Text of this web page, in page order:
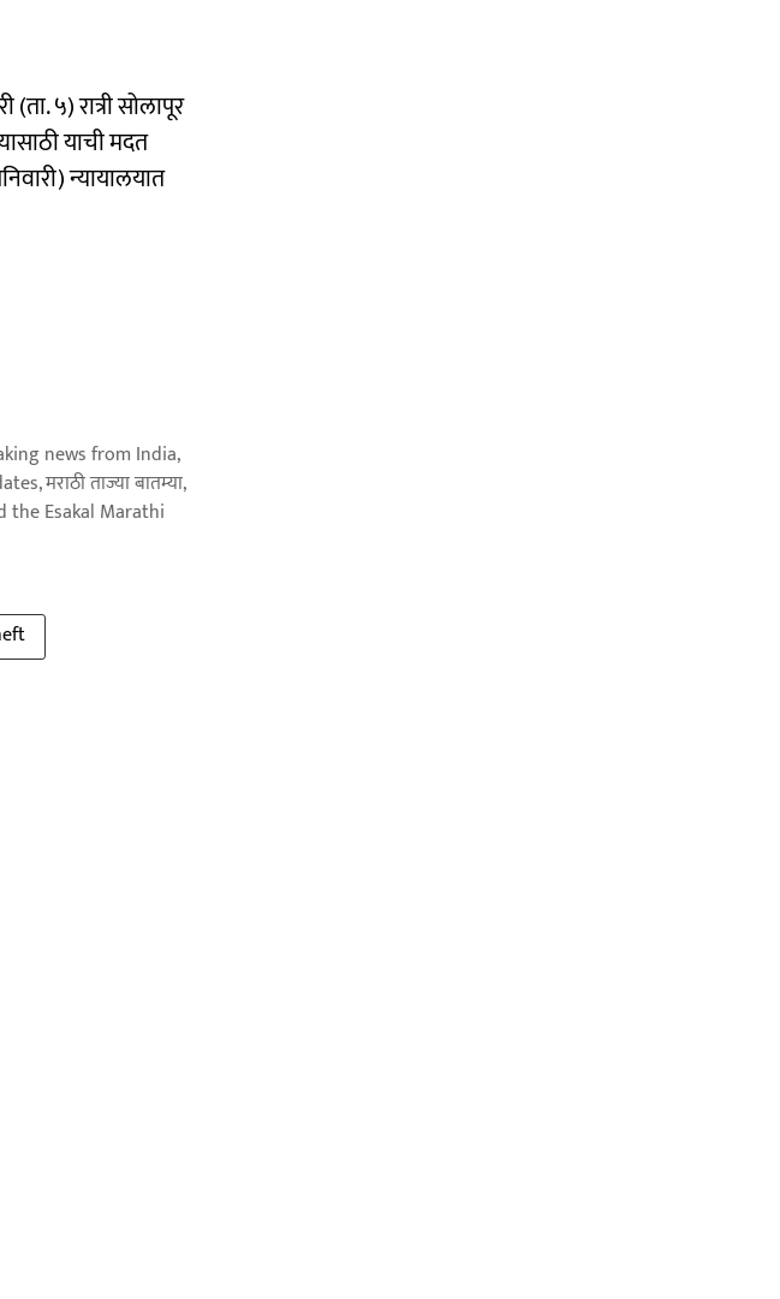
५) रात्री सोलापूर
याची मदत
न्यायालयात
news from India,
मराठी ताज्या बातम्या,
the Esakal Marathi